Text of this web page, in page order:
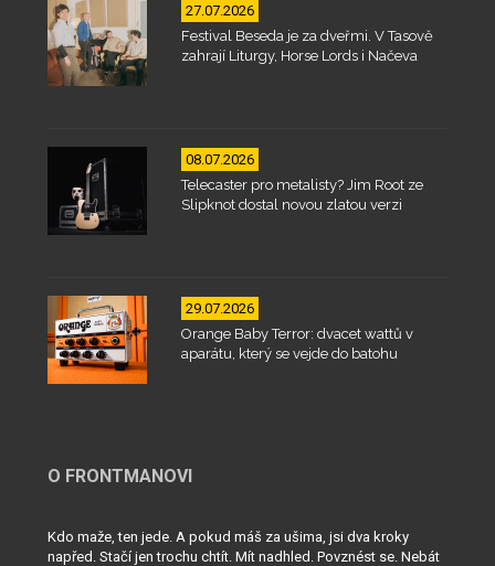
27.07.2026
Festival Beseda je za dveřmi. V Tasově
zahrají Liturgy, Horse Lords i Načeva
08.07.2026
Telecaster pro metalisty? Jim Root ze
Slipknot dostal novou zlatou verzi
29.07.2026
Orange Baby Terror: dvacet wattů v
aparátu, který se vejde do batohu
O FRONTMANOVI
Kdo maže, ten jede. A pokud máš za ušima, jsi dva kroky
napřed. Stačí jen trochu chtít. Mít nadhled. Povznést se. Nebát